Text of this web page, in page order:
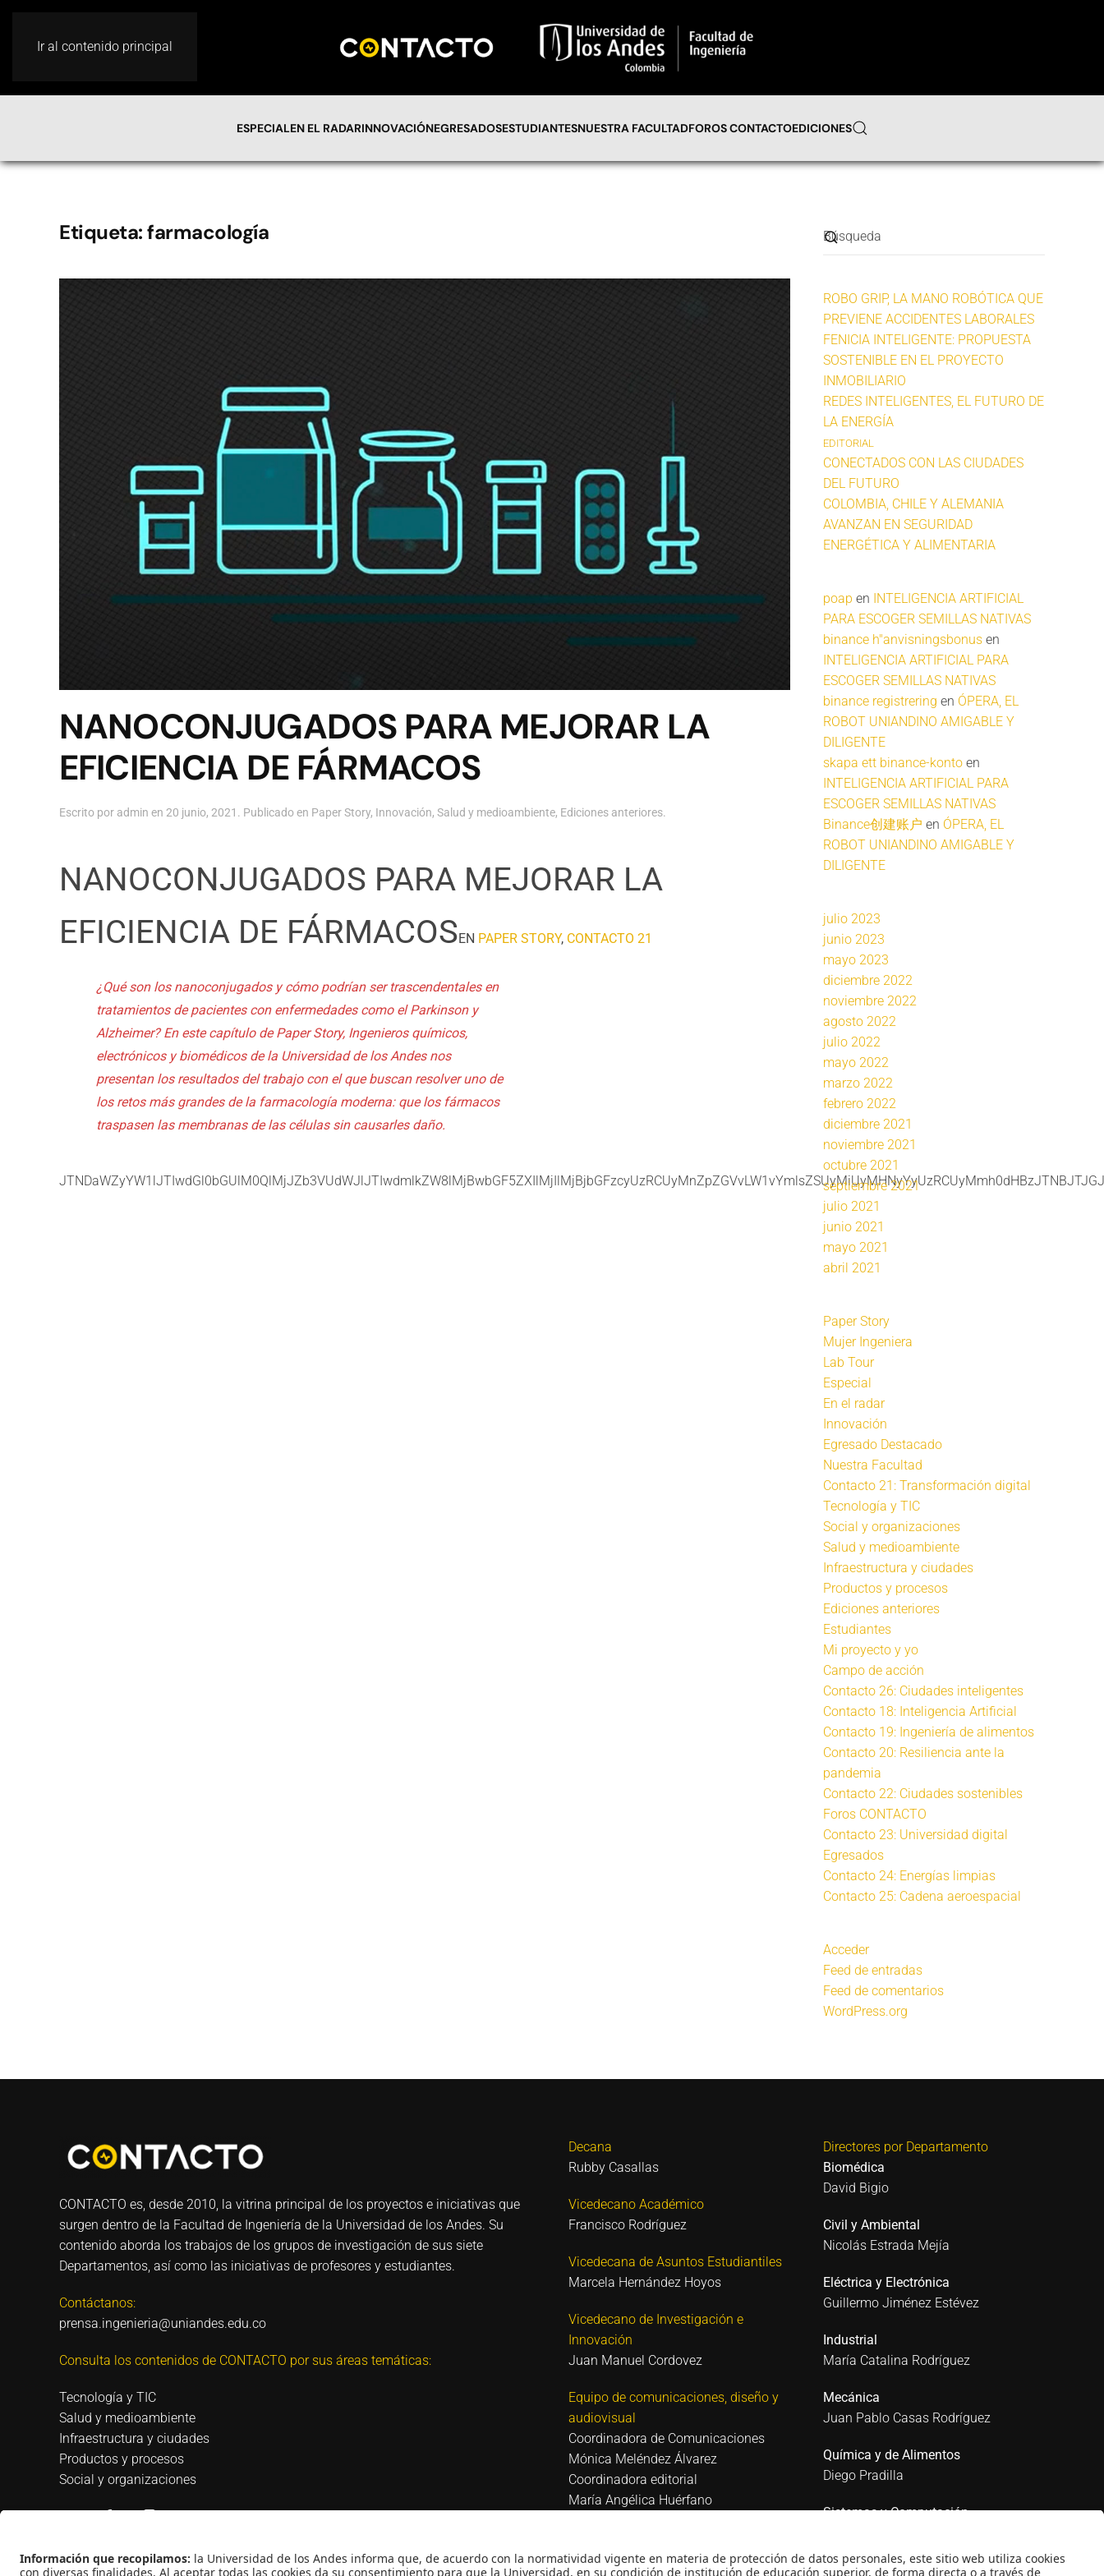
Ir al contenido principal
ESPECIALEN EL RADARINNOVACIÓNEGRESADOSESTUDIANTESNUESTRA FACULTADFOROS CONTACTOEDICIONES
Etiqueta:farmacología
NANOCONJUGADOS PARA MEJORAR LA
EFICIENCIA DE FÁRMACOS
Escrito por admin en 20 junio, 2021 . Publicado en Paper Story, Innovación, Salud y medioambiente, Ediciones anteriores.
NANOCONJUGADOS PARA MEJORAR LA
EFICIENCIA DE FÁRMACOSEN PAPER STORY, CONTACTO 21
¿Qué son los nanoconjugados y cómo podrían ser trascendentales en
tratamientos de pacientes con enfermedades como el Parkinson y
Alzheimer? En este capítulo de Paper Story, Ingenieros químicos,
electrónicos y biomédicos de la Universidad de los Andes nos
presentan los resultados del trabajo con el que buscan resolver uno de
los retos más grandes de la farmacología moderna: que los fármacos
traspasen las membranas de las células sin causarles daño.
ROBO GRIP, LA MANO ROBÓTICA QUE
PREVIENE ACCIDENTES LABORALES
FENICIA INTELIGENTE: PROPUESTA
SOSTENIBLE EN EL PROYECTO
INMOBILIARIO
REDES INTELIGENTES, EL FUTURO DE
LA ENERGÍA
EDITORIAL
CONECTADOS CON LAS CIUDADES
DEL FUTURO
COLOMBIA, CHILE Y ALEMANIA
AVANZAN EN SEGURIDAD
ENERGÉTICA Y ALIMENTARIA
poap en INTELIGENCIA ARTIFICIAL
PARA ESCOGER SEMILLAS NATIVAS
binance h"anvisningsbonus en
INTELIGENCIA ARTIFICIAL PARA
ESCOGER SEMILLAS NATIVAS
binance registrering en ÓPERA, EL
ROBOT UNIANDINO AMIGABLE Y
DILIGENTE
skapa ett binance-konto en
INTELIGENCIA ARTIFICIAL PARA
ESCOGER SEMILLAS NATIVAS
Binance创建账户 en ÓPERA, EL
ROBOT UNIANDINO AMIGABLE Y
DILIGENTE
julio 2023
junio 2023
mayo 2023
diciembre 2022
noviembre 2022
agosto 2022
julio 2022
mayo 2022
marzo 2022
febrero 2022
diciembre 2021
noviembre 2021
octubre 2021
septiembre 2021
julio 2021
junio 2021
mayo 2021
abril 2021
Paper Story
Mujer Ingeniera
Lab Tour
Especial
En el radar
Innovación
Egresado Destacado
Nuestra Facultad
Contacto 21: Transformación digital
Tecnología y TIC
Social y organizaciones
Salud y medioambiente
Infraestructura y ciudades
Productos y procesos
Ediciones anteriores
Estudiantes
Mi proyecto y yo
Campo de acción
Contacto 26: Ciudades inteligentes
Contacto 18: Inteligencia Artificial
Contacto 19: Ingeniería de alimentos
Contacto 20: Resiliencia ante la
pandemia
Contacto 22: Ciudades sostenibles
Foros CONTACTO
Contacto 23: Universidad digital
Egresados
Contacto 24: Energías limpias
Contacto 25: Cadena aeroespacial
Acceder
Feed de entradas
Feed de comentarios
WordPress.org
CONTACTO es, desde 2010, la vitrina principal de los proyectos e iniciativas que
surgen dentro de la Facultad de Ingeniería de la Universidad de los Andes. Su
contenido aborda los trabajos de los grupos de investigación de sus siete
Departamentos, así como las iniciativas de profesores y estudiantes.
Contáctanos:
prensa.ingenieria@uniandes.edu.co
Consulta los contenidos de CONTACTO por sus áreas temáticas:
Tecnología y TIC
Salud y medioambiente
Infraestructura y ciudades
Productos y procesos
Social y organizaciones
Universidad de los Andes | Vigilada Mineducación | Reconocimiento como
Decana
Rubby Casallas
Vicedecano Académico
Francisco Rodríguez
Vicedecana de Asuntos Estudiantiles
Marcela Hernández Hoyos
Vicedecano de Investigación e
Innovación
Juan Manuel Cordovez
Equipo de comunicaciones, diseño y
audiovisual
Coordinadora de Comunicaciones
Mónica Meléndez Álvarez
Coordinadora editorial
María Angélica Huérfano
Audiovisual
Directores por Departamento
Biomédica
David Bigio
Civil y Ambiental
Nicolás Estrada Mejía
Eléctrica y Electrónica
Guillermo Jiménez Estévez
Industrial
María Catalina Rodríguez
Mecánica
Juan Pablo Casas Rodríguez
Química y de Alimentos
Diego Pradilla
Sistemas y Computación